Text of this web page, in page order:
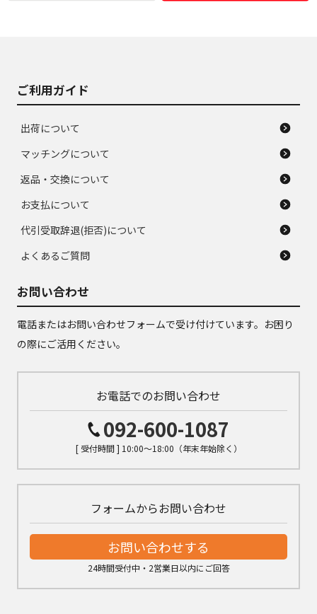
ご利用ガイド
出荷について
マッチングについて
返品・交換について
お支払について
代引受取辞退(拒否)について
よくあるご質問
お問い合わせ
電話またはお問い合わせフォームで受け付けています。お困り
の際にご活用ください。
お電話でのお問い合わせ
092-600-1087
[ 受付時間 ] 10:00～18:00（年末年始除く）
フォームからお問い合わせ
お問い合わせする
24時間受付中・2営業日以内にご回答